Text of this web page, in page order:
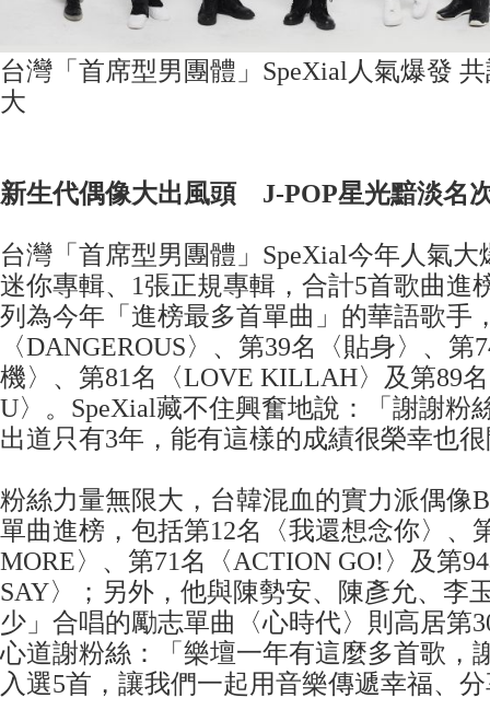
台灣「首席型男團體」SpeXial人氣爆發
大
新生代偶像大出風頭 J-POP星光黯淡名
台灣「首席型男團體」SpeXial今年人氣大
迷你專輯、1張正規專輯，合計5首歌曲進
列為今年「進榜最多首單曲」的華語歌手
〈DANGEROUS〉、第39名〈貼身〉、第
機〉、第81名〈LOVE KILLAH〉及第89
U〉。SpeXial藏不住興奮地說：「謝謝粉
出道只有3年，能有這樣的成績很榮幸也
粉絲力量無限大，台韓混血的實力派偶像
單曲進榜，包括第12名〈我還想念你〉、
MORE〉、第71名〈ACTION GO!〉及第
SAY〉；另外，他與陳勢安、陳彥允、李
少」合唱的勵志單曲〈心時代〉則高居第
心道謝粉絲：「樂壇一年有這麼多首歌，
入選5首，讓我們一起用音樂傳遞幸福、